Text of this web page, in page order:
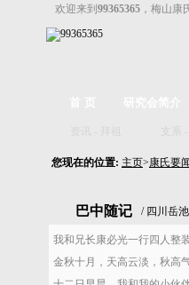
欢迎来到 99365365 ，梅山康
您现在的位置: 主页>康氏要
巴中随记 / 四川岳
我和兄长康必光一行四人整
金秋十月，天高云淡，秋高